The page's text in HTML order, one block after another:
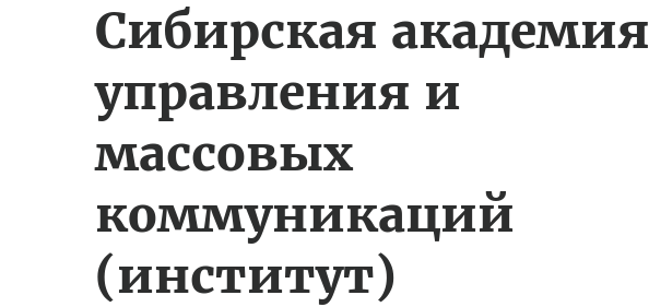
Сибирская академия
управления и
массовых
коммуникаций
(институт)